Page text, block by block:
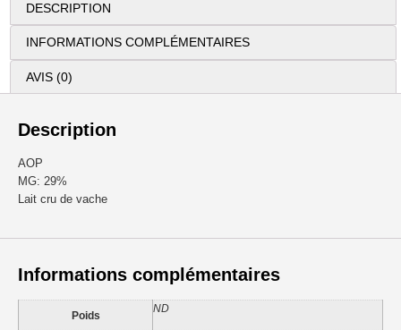
DESCRIPTION
INFORMATIONS COMPLÉMENTAIRES
AVIS (0)
Description
AOP
MG: 29%
Lait cru de vache
Informations complémentaires
Poids
ND